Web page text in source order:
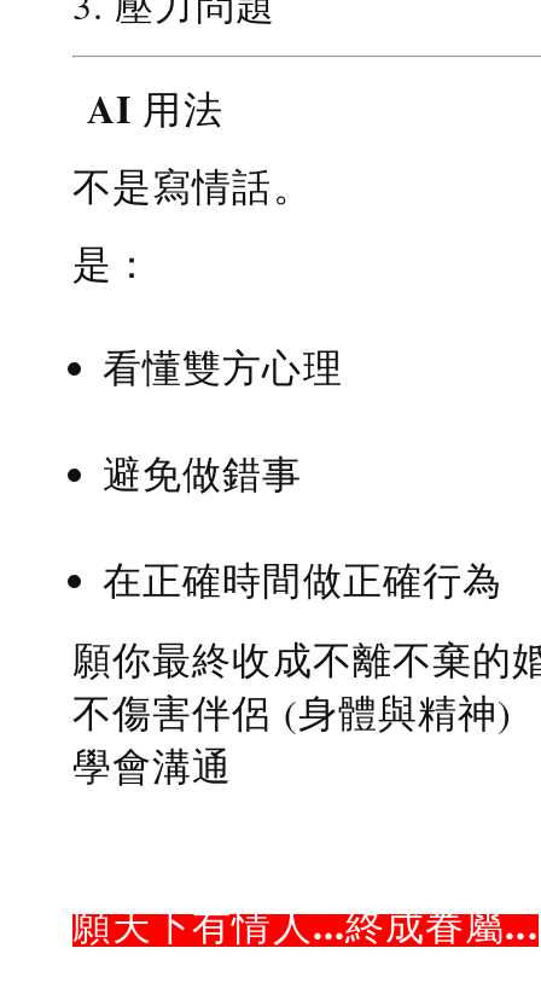
AI 用法
不是寫情話。
是：
看懂雙方心理
避免做錯事
在正確時間做正確行為
願你最終收成不離不棄的
不傷害伴侶 (身體與精神)
學會溝通
願天下有情人...終成眷屬...